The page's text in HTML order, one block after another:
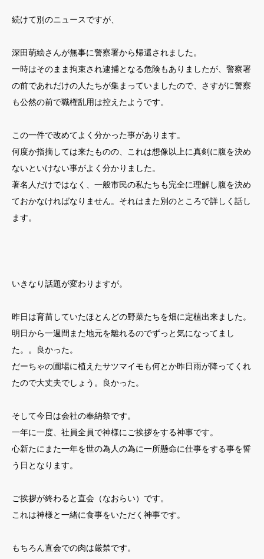
続けて別のニュースですが、
深田萌絵さんが無事に警察署から帰還されました。
一時はそのまま拘束され逮捕となる危険もありましたが、警察署
の前であれだけの人たちが集まっていましたので、さすがに警察
も公然の前で職権乱用は控えたようです。
この一件で改めてよく分かった事があります。
何度か指摘しては来たものの、これは想像以上に真剣に腹を決め
ないといけない事がよく分かりました。
著名人だけではなく、一般市民の私たちも完全に理解し腹を決め
ておかなければなりません。それはまた別のところで詳しく話し
ます。
いきなり話題が変わりますが。
昨日は育苗していたほとんどの野菜たちを畑に定植出来ました。
明日から一週間また地元を離れるのでずっと気になってまし
た。。良かった。
だーちゃの圃場に植えたサツマイモも何とか昨日雨が降ってくれ
たので大丈夫でしょう。良かった。
そして今日は会社の奉納祭です。
一年に一度、社員全員で神様にご挨拶をする神事です。
心新たにまた一年を世の為人の為に一所懸命に仕事をする事を誓
う日となります。
ご挨拶が終わると直会（なおらい）です。
これは神様と一緒に食事をいただく神事です。
もちろん直会での肉は厳禁です。